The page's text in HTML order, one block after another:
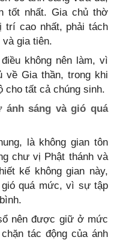
tốt nhất. Gia chủ thờ
trí cao nhất, phải tách
gia tiên.
không nên làm, vì
về Gia thần, trong khi
tất cả chúng sinh.
sáng và gió quá
là không gian tôn
chư vị Phật thánh và
kế không gian này,
quá mức, vì sự tập
nên được giữ ở mức
tác động của ánh